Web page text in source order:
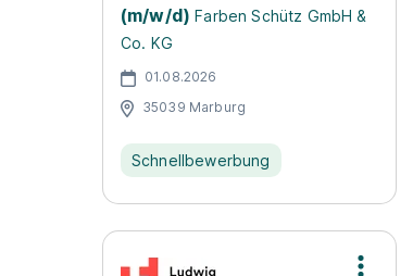
(m/w/d) Farben Schütz GmbH &
Co. KG
01.08.2026
35039 Marburg
Schnellbewerbung